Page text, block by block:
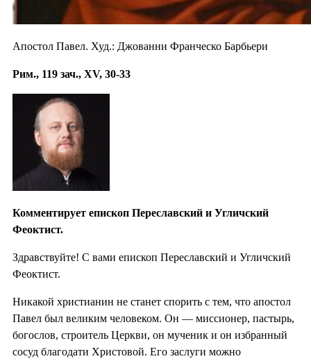
Апостол Павел. Худ.: Джованни Франческо Барбьери
Рим., 119 зач., XV, 30-33
Комментирует епископ Переславский и Угличский
Феоктист.
Здравствуйте! С вами епископ Переславский и Угличский
Феоктист.
Никакой христианин не станет спорить с тем, что апостол
Павел был великим человеком. Он — миссионер, пастырь,
богослов, строитель Церкви, он мученик и он избранный
сосуд благодати Христовой. Его заслуги можно